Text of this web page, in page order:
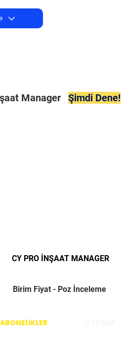
Manager Şimdi Dene!
CY PRO İNŞAAT MANAGER
Birim Fiyat - Poz İnceleme
ABONELİKLER